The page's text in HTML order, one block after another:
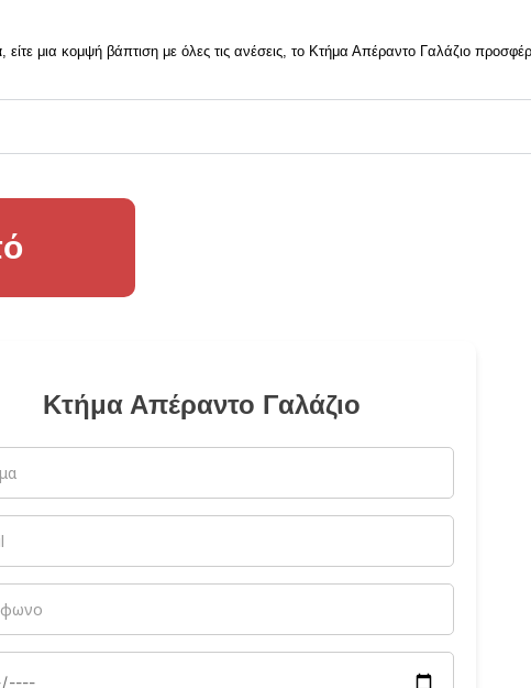
, είτε μια κομψή βάπτιση με όλες τις ανέσεις, το Κτήμα Απέραντο Γαλάζιο
Κτήμα Απέραντο Γαλάζιο